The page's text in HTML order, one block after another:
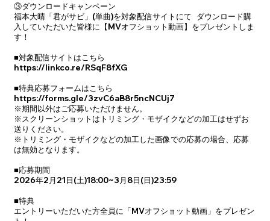
③ダウンロードキャンペーン
福本大晴「君がサビ」(単曲)を対象配信サイトにて ダウンロード購
入していただいた皆様に【MVオフショット動画】をプレゼントしま
す！
■対象配信サイトはこちら
https://linkco.re/RSqF8fXG
■特典応募フォームはこちら
https://forms.gle/3zvC6aB8r5ncNCUj7
※期間以外はご応募いただけません。
※スクリーンショットはトリミング・モザイクなどの加工はせずお
送りください。
※トリミング・モザイクなどの加工した画像での応募の場合、応募
は無効となります。
■応募期間
2026年2月21日(土)18:00~3月8日(日)23:59
■特典
エントリーいただいた方全員に「MVオフショット動画」をプレゼン